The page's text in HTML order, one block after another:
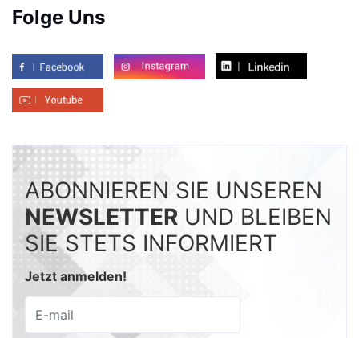
Folge Uns
ABONNIEREN SIE UNSEREN
NEWSLETTER UND BLEIBEN
SIE STETS INFORMIERT
Jetzt anmelden!